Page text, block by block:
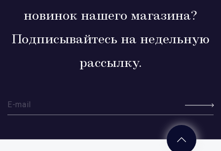
новинок нашего магазина?
Подписывайтесь на недельную
рассылку.